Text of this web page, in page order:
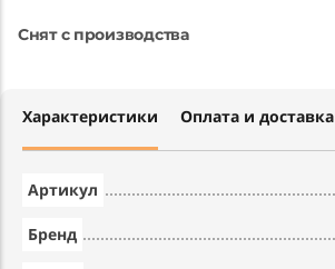
Снят с производства
Характеристики Оплата и доставка
Артикул
Бренд